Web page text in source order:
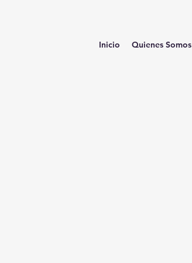
Inicio Quienes Somos